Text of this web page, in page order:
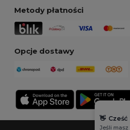
Metody płatności
Opcje dostawy
👋 Cześć
Jeśli